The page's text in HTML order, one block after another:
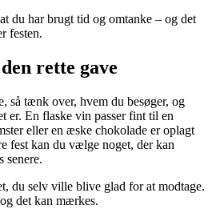
du har brugt tid og omtanke – og det
festen.
rette gave
så tænk over, hvem du besøger, og
er. En flaske vin passer fint til en
eller en æske chokolade er oplagt
fest kan du vælge noget, der kan
senere.
du selv ville blive glad for at modtage.
det kan mærkes.